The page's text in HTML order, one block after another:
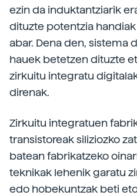
ezin da induktantziarik
dituzte potentzia
abar. Dena den, sistema
hauek betetzen dituzte
zirkuitu integratu
direnak.
Zirkuitu integratuen
transistoreak siliziozko
batean fabrikatzeko
teknikak lehenik garatu
edo hobekuntzak beti